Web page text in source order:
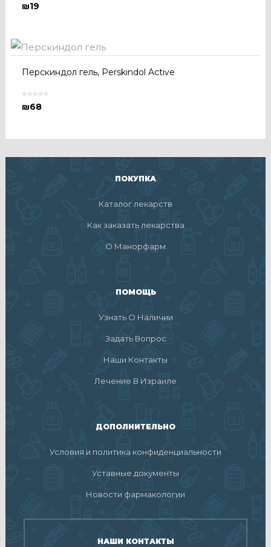
₪19
Перскиндол гель, Perskindol Active
₪68
ПОКУПКА
Каталог лекарств
Как заказать лекарства
О Манорфарм
ПОМОЩЬ
Узнать О Наличии
Задать Вопрос
Наши Контакты
Лечение В Израиле
ДОПОЛНИТЕЛЬНО
Условия и политика конфиденциальности
Уставные документы
Новости фармакологии
НАШИ КОНТАКТЫ